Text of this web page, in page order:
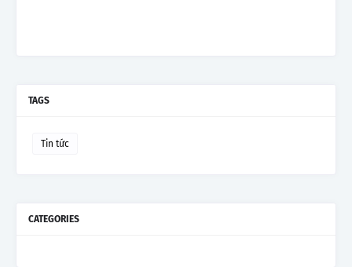
TAGS
Tin tức
CATEGORIES